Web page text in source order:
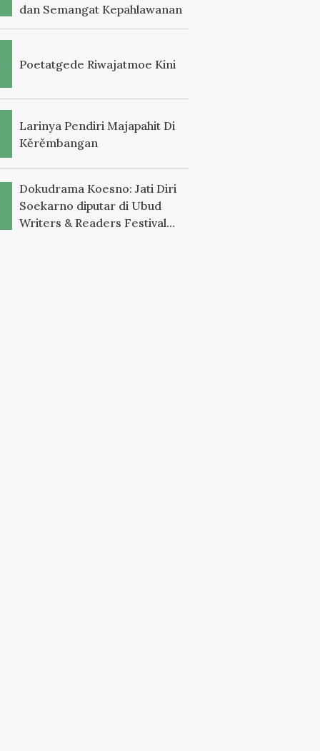
dan Semangat Kepahlawanan
Poetatgede Riwajatmoe Kini
Larinya Pendiri Majapahit Di
Kěrěmbangan
Dokudrama Koesno: Jati Diri
Soekarno diputar di Ubud
Writers & Readers Festival